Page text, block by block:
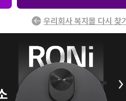
우리회사 복지몰 다시 찾기